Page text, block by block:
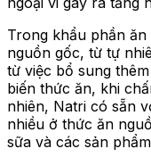
Trong khẩu phần
nguồn gốc, từ tự
từ việc bổ sung
biến thức ăn, khi
nhiên, Natri có sẵn
nhiều ở thức ăn
sữa và các sản